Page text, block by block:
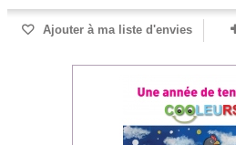
Ajouter à ma liste d'envies